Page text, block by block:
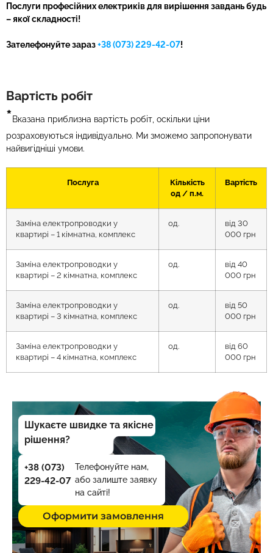
Послуги професійних електриків для вирішення завдань будь
– якої складності!
Зателефонуйте зараз+38 (073) 229-42-07!
Вартість робіт
* Вказана приблизна вартість робіт, оскільки ціни
розраховуються індивідуально. Ми зможемо запропонувати
найвигідніші умови.
Послуга
Кількість
од / п.м.
Вартість
Заміна електропроводки у
квартирі – 1 кімнатна, комплекс
од.
від 30
000 грн
Заміна електропроводки у
квартирі – 2 кімнатна, комплекс
од.
від 40
000 грн
Заміна електропроводки у
квартирі – 3 кімнатна, комплекс
од.
від 50
000 грн
Заміна електропроводки у
квартирі – 4 кімнатна, комплекс
од.
від 60
000 грн
Шукаєте швидке та якісне
рішення?
+38 (073)
229-42-07
Телефонуйте нам,
або залиште заявку
на сайті!
Оформити замовлення